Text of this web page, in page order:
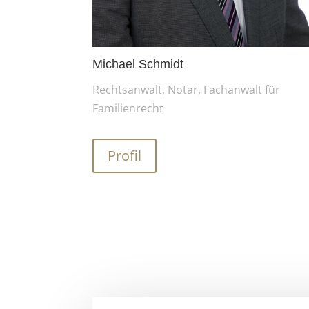
Michael Schmidt
Rechtsanwalt, Notar, Fachanwalt für
Familienrecht
Profil